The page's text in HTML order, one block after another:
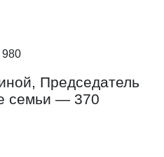
980
Председатель
семьи — 370